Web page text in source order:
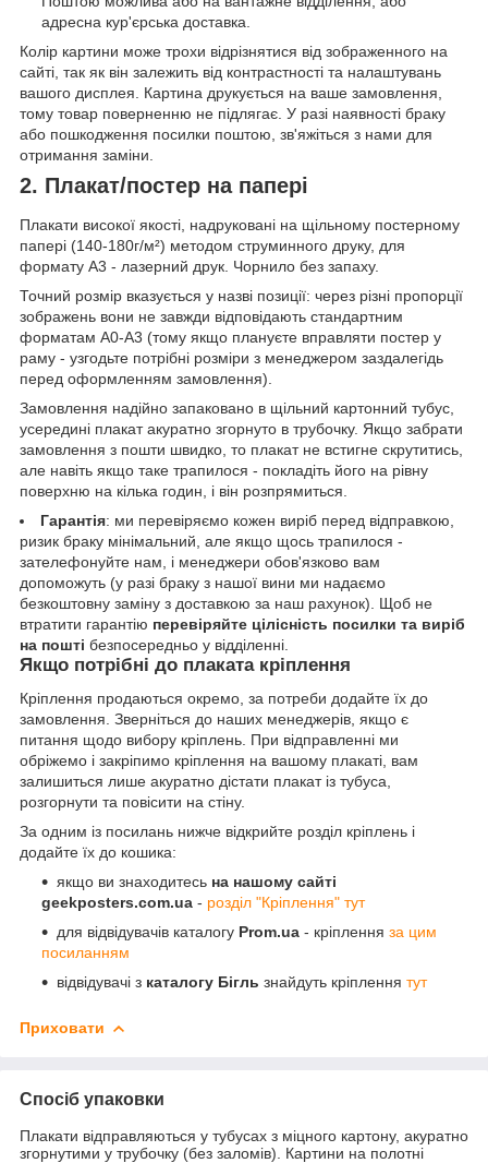
адресна кур'єрська доставка.
Колір картини може трохи відрізнятися від зображенного на
сайті, так як він залежить від контрастності та налаштувань
вашого дисплея. Картина друкується на ваше замовлення,
тому товар поверненню не підлягає. У разі наявності браку
або пошкодження посилки поштою, зв'яжіться з нами для
отримання заміни.
2. Плакат/постер на папері
Плакати високої якості, надруковані на щільному постерному
папері (140-180г/м²) методом струминного друку, для
формату А3 - лазерний друк. Чорнило без запаху.
Точний розмір вказується у назві позиції: через різні пропорції
зображень вони не завжди відповідають стандартним
форматам А0-А3 (тому якщо плануєте вправляти постер у
раму - узгодьте потрібні розміри з менеджером заздалегідь
перед оформленням замовлення).
Замовлення надійно запаковано в щільний картонний тубус,
усередині плакат акуратно згорнуто в трубочку. Якщо забрати
замовлення з пошти швидко, то плакат не встигне скрутитись,
але навіть якщо таке трапилося - покладіть його на рівну
поверхню на кілька годин, і він розпрямиться.
Гарантія: ми перевіряємо кожен виріб перед відправкою,
ризик браку мінімальний, але якщо щось трапилося -
зателефонуйте нам, і менеджери обов'язково вам
допоможуть (у разі браку з нашої вини ми надаємо
безкоштовну заміну з доставкою за наш рахунок). Щоб не
втратити гарантію перевіряйте цілісність посилки та виріб
на пошті безпосередньо у відділенні.
Якщо потрібні до плаката кріплення
Кріплення продаються окремо, за потреби додайте їх до
замовлення. Зверніться до наших менеджерів, якщо є
питання щодо вибору кріплень. При відправленні ми
обріжемо і закріпимо кріплення на вашому плакаті, вам
залишиться лише акуратно дістати плакат із тубуса,
розгорнути та повісити на стіну.
За одним із посилань нижче відкрийте розділ кріплень і
додайте їх до кошика:
якщо ви знаходитесь на нашому сайті
geekposters.com.ua - розділ "Кріплення" тут
для відвідувачів каталогу Prom.ua - кріплення за цим
посиланням
відвідувачі з каталогу Бігль знайдуть кріплення тут
Приховати
Спосіб упаковки
Плакати відправляються у тубусах з міцного картону, акуратно
згорнутими у трубочку (без заломів). Картини на полотні